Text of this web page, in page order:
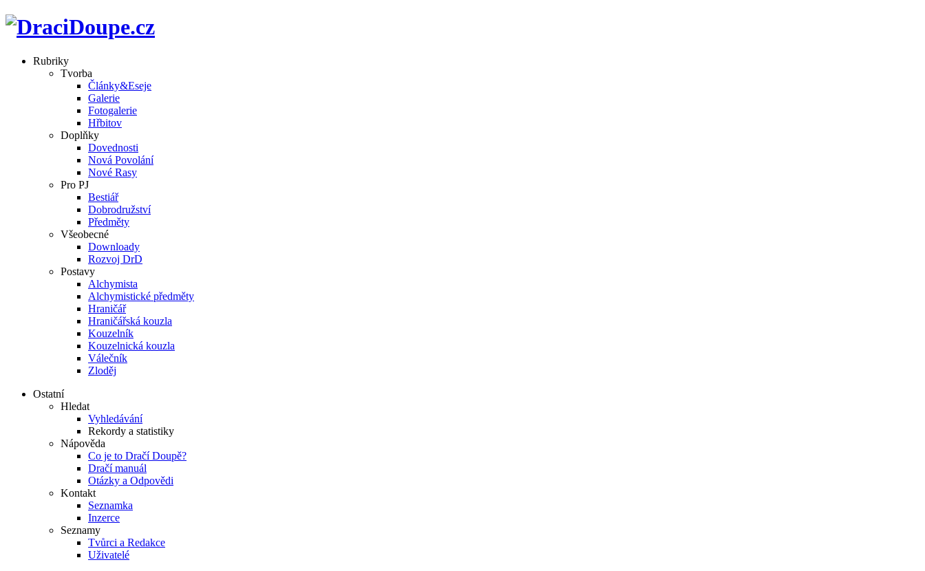
Rubriky
Tvorba
Články&Eseje
Galerie
Fotogalerie
Hřbitov
Doplňky
Dovednosti
Nová Povolání
Nové Rasy
Pro PJ
Bestiář
Dobrodružství
Předměty
Všeobecné
Downloady
Rozvoj DrD
Postavy
Alchymista
Alchymistické předměty
Hraničář
Hraničářská kouzla
Kouzelník
Kouzelnická kouzla
Válečník
Zloděj
Ostatní
Hledat
Vyhledávání
Rekordy a statistiky
Nápověda
Co je to Dračí Doupě?
Dračí manuál
Otázky a Odpovědi
Kontakt
Seznamka
Inzerce
Seznamy
Tvůrci a Redakce
Uživatelé